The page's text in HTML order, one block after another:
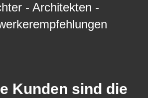
- Architekten -
Kunden sind die